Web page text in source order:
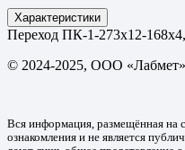
Характеристики
Переход ПК-1-273х12-
© 2024-2025, ООО «Лабмет»
Вся информация, размещённая на
ознакомления и не является